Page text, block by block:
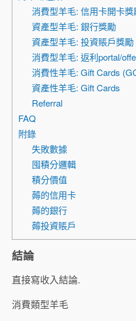
消費型羊毛: 信用卡開卡獎
資產型羊毛: 銀行獎勵
資產型羊毛: 投資賬戶獎勵
消費型羊毛: 返利portal/
消費性羊毛: Gift Cards
資產性羊毛: Gift Cards
Referral
FAQ
附錄
失敗數據
囤積分邏輯
積分價值
薅的信用卡
薅的銀行
薅投資賬戶
結論
直接寫收入結論.
消費類型羊毛